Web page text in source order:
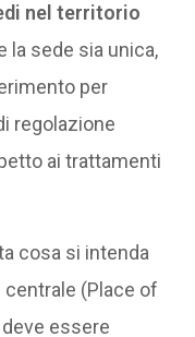
nel territorio
la sede sia unica,
per
regolazione
ai trattamenti
cosa si intenda
(Place of
essere